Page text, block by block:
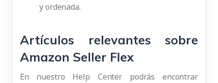
y ordenada.
Artículos relevantes sobre
Amazon Seller Flex
En nuestro Help Center podrás encontrar